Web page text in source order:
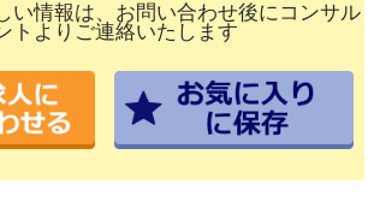
い情報は、お問い合わせ後にコンサル
トよりご連絡いたします